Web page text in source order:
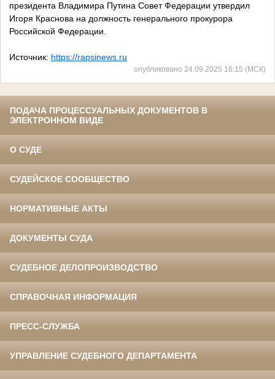
президента Владимира Путина Совет Федерации утвердил
Игоря Краснова на должность генерального прокурора
Российской Федерации.
Источник: https://rapsinews.ru
опубликовано 24.09.2025 16:15 (МСК)
ПОДАЧА ПРОЦЕССУАЛЬНЫХ ДОКУМЕНТОВ В
ЭЛЕКТРОННОМ ВИДЕ
О СУДЕ
СУДЕЙСКОЕ СООБЩЕСТВО
НОРМАТИВНЫЕ АКТЫ
ДОКУМЕНТЫ СУДА
СУДЕБНОЕ ДЕЛОПРОИЗВОДСТВО
СПРАВОЧНАЯ ИНФОРМАЦИЯ
ПРЕСС-СЛУЖБА
УПРАВЛЕНИЕ СУДЕБНОГО ДЕПАРТАМЕНТА